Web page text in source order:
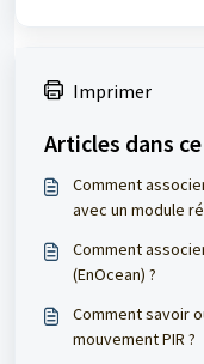
Imprimer
Articles dans
Comment
avec un module
Comment
(EnOcean) ?
Comment savoir
mouvement PIR ?